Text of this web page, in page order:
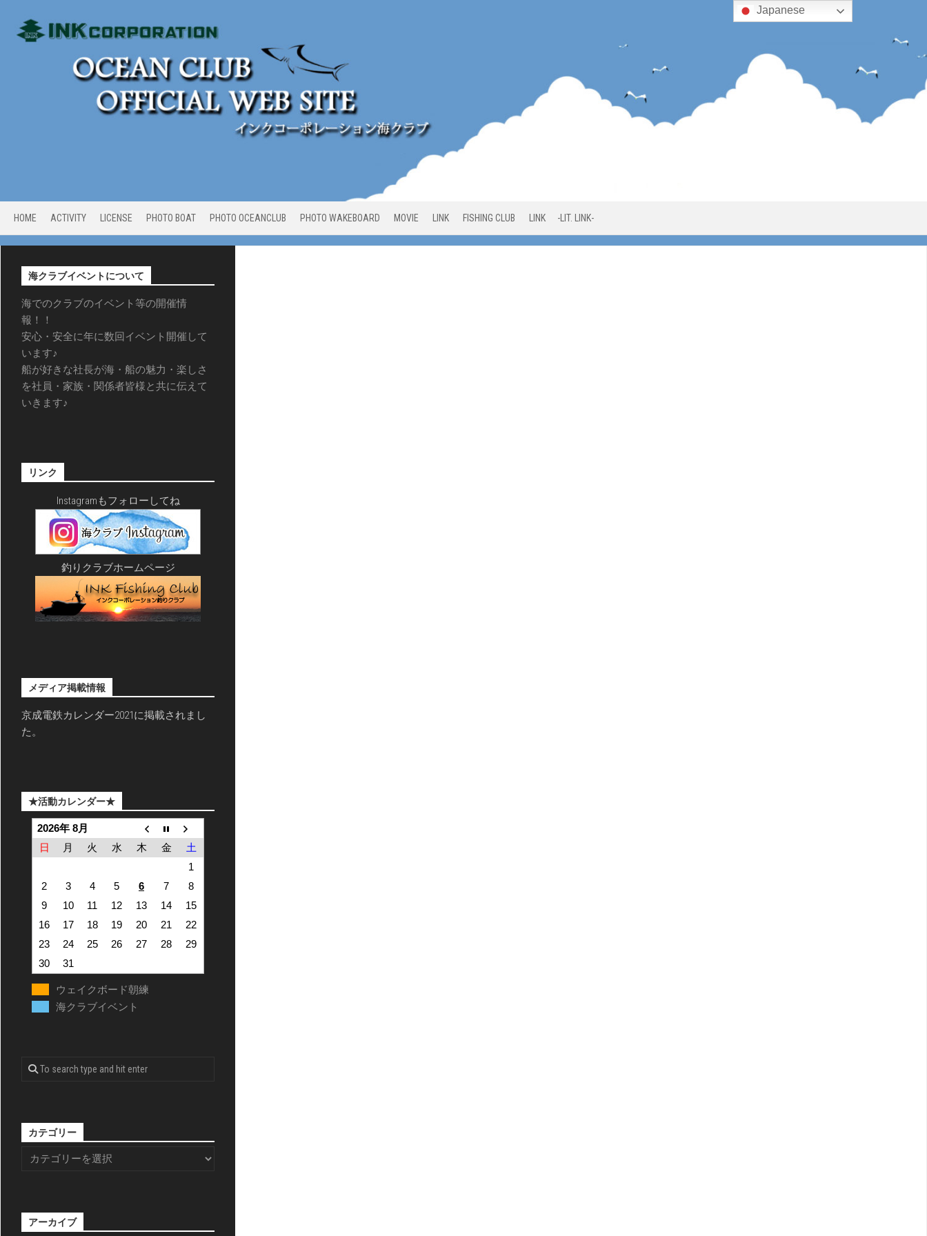
content
HOME ACTIVITY LICENSE PHOTO BOAT PHOTO OCEANCLUB PHOTO WAKEBOARD MOVIE LINK FISHING CLUB LINK -LIT. LINK-
海クラブイベントについて
海でのクラブのイベント等の開催情
報！！
安心・安全に年に数回イベント開催して
います♪
船が好きな社長が海・船の魅力・楽しさ
を社員・家族・関係者皆様と共に伝えて
いきます♪
リンク
Instagramもフォローしてね
釣りクラブホームページ
メディア掲載情報
京成電鉄カレンダー2021に掲載されまし
た。
★活動カレンダー★
2026年 8月
日
月 火 水 木 金
土
1
2
3 4 5 6 7
8
9
10 11 12 13 14
15
16
17 18 19 20 21
22
23
24 25 26 27 28
29
30
31
ウェイクボード朝練
海クラブイベント
カテゴリー
アーカイブ
Japanese